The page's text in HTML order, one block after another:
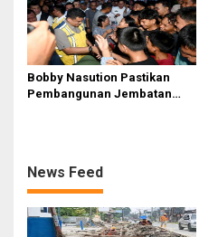
Bobby Nasution Pastikan
Pembangunan Jembatan
News Feed